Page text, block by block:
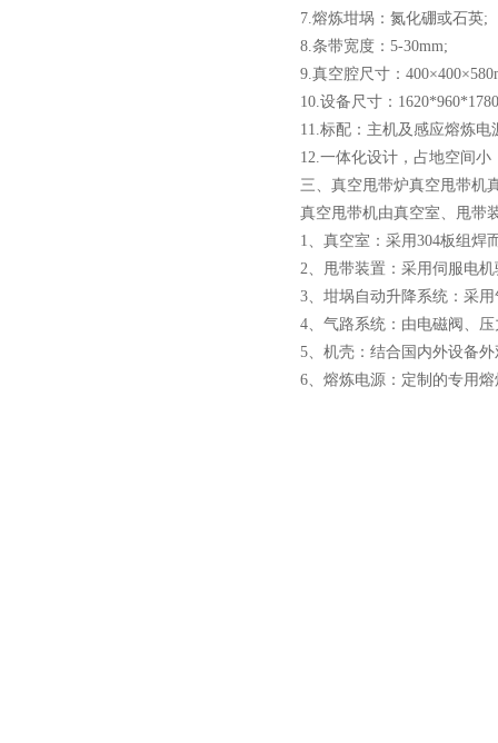
7.熔炼坩埚：氮化硼或石英;
8.条带宽度：5-30mm;
9.真空腔尺寸：
10.设备尺寸：
11.标配：主机及感应熔炼电
12.一体化设计，占地空间小
三、真空甩带炉真空甩带机
真空甩带机由真空室、甩带
1、真空室：采用304板组焊
2、甩带装置：采用伺服电
3、坩埚自动升降系统：采
4、气路系统：由电磁阀、
5、机壳：结合国内外设备
6、熔炼电源：定制的专用